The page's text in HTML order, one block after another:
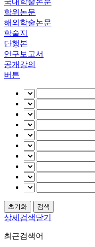
국내학술논문
학위논문
해외학술논문
학술지
단행본
연구보고서
공개강의
버튼
상세검색닫기
최근검색어